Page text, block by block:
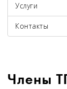
Услуги
Контакты
Члены